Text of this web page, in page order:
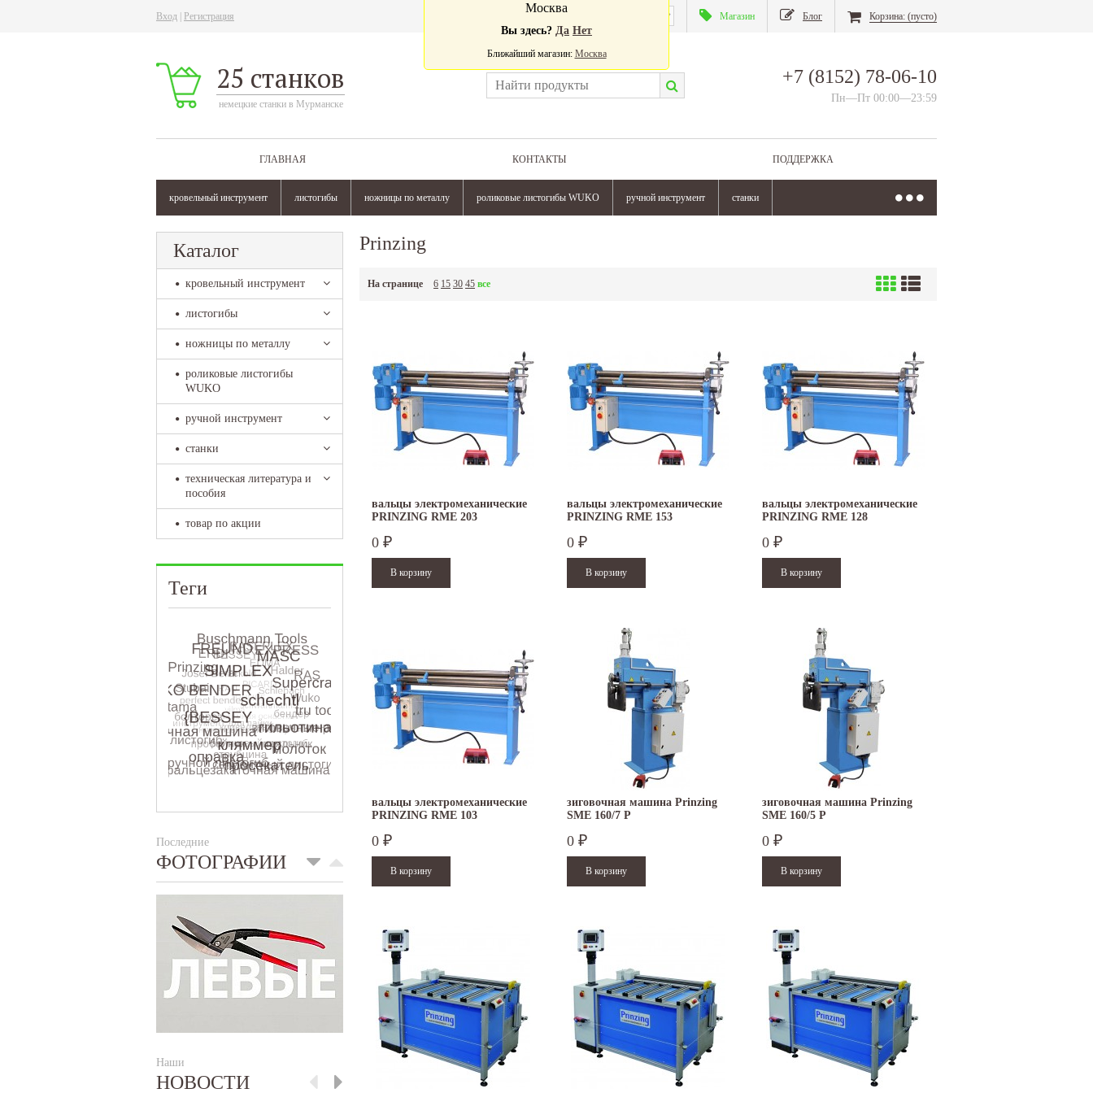
Вход Регистрация Магазин Блог Корзина: (пусто)
25 станков
немецкие станки в Мурманске
+7 (8152) 78-06-10
Пн—Пт 00:00—23:59
ГЛАВНАЯ КОНТАКТЫ ПОДДЕРЖКА
кровельный инструмент листогибы ножницы по металлу роликовые листогибы WUKO ручной инструмент станки
Москва
Вы здесь? Да Нет
Ближайший магазин: Москва
Каталог
кровельный инструмент
листогибы
ножницы по металлу
роликовые листогибы
WUKO
ручной инструмент
станки
техническая литература и
пособия
товар по акции
Теги
Последние
ФОТОГРАФИИ
Наши
НОВОСТИ
Prinzing
На странице 6 15 30 45 все
вальцы электромеханические
PRINZING RME 203
0 ₽
вальцы электромеханические
PRINZING RME 153
0 ₽
вальцы электромеханические
PRINZING RME 128
0 ₽
вальцы электромеханические
PRINZING RME 103
0 ₽
зиговочная машина Prinzing
SMЕ 160/7 P
0 ₽
зиговочная машина Prinzing
SMЕ 160/5 P
0 ₽